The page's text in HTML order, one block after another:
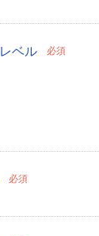
ベル 必須
必須